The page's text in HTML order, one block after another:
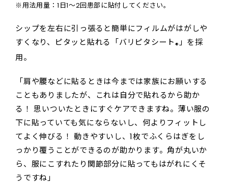
※用法用量：1日1～2回患部に貼付してください。
シップを左右に引っ張ると簡単にフィルムがはがしや
すくなり、ピタッと貼れる「バリピタシート® 」を採
用。
「肩や腰などに貼るときは今までは家族にお願いする
こともありましたが、これは自分で貼れるから助か
る！ 思いついたときにすぐケアできますね。薄い服の
下に貼っていても気にならないし、何よりフィットし
てよく伸びる！ 動きやすいし、1枚でふくらはぎをし
っかり覆うことができるのが助かります。角が丸いか
ら、服にこすれたり関節部分に貼ってもはがれにくそ
うですね」